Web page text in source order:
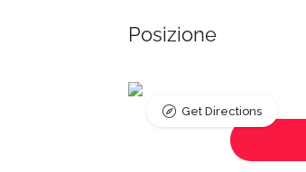
Posizione
Get Directions